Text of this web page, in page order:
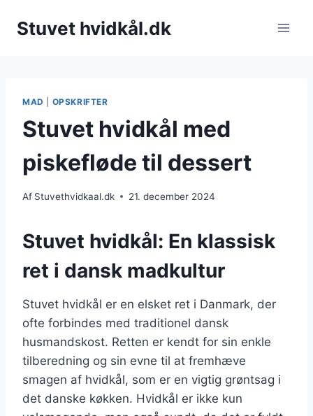
Stuvet hvidkål.dk
MAD OPSKRIFTER
Stuvet hvidkål med
piskefløde til dessert
Af Stuvethvidkaal.dk 21. december 2024
Stuvet hvidkål: En klassisk
ret i dansk madkultur
Stuvet hvidkål er en elsket ret i Danmark, der
ofte forbindes med traditionel dansk
husmandskost. Retten er kendt for sin enkle
tilberedning og sin evne til at fremhæve
smagen af hvidkål, som er en vigtig grøntsag i
det danske køkken. Hvidkål er ikke kun